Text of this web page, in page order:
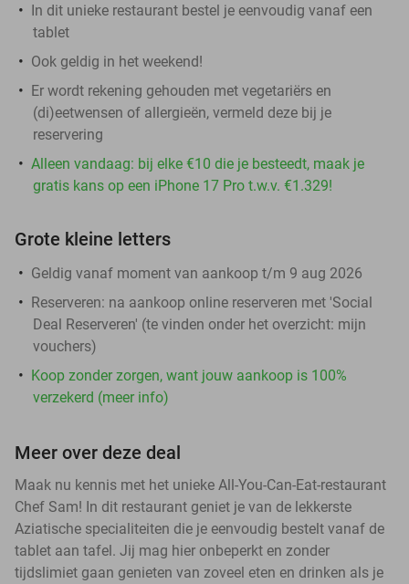
In dit unieke restaurant bestel je eenvoudig vanaf een
tablet
Ook geldig in het weekend!
Er wordt rekening gehouden met vegetariërs en
(di)eetwensen of allergieën, vermeld deze bij je
reservering
Alleen vandaag: bij elke €10 die je besteedt, maak je
gratis kans op een iPhone 17 Pro t.w.v. €1.329!
Grote kleine letters
Geldig vanaf moment van aankoop t/m 9 aug 2026
Reserveren: na aankoop online reserveren met 'Social
Deal Reserveren' (te vinden onder het overzicht: mijn
vouchers)
Koop zonder zorgen, want jouw aankoop is 100%
verzekerd (meer info)
Meer over deze deal
Maak nu kennis met het unieke All-You-Can-Eat-restaurant
Chef Sam! In dit restaurant geniet je van de lekkerste
Aziatische specialiteiten die je eenvoudig bestelt vanaf de
tablet aan tafel. Jij mag hier onbeperkt en zonder
tijdslimiet gaan genieten van zoveel eten en drinken als je